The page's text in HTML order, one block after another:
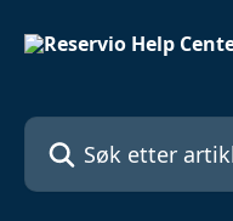
Søk etter artikler ...